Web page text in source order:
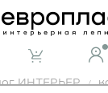
ИНТЕРЬЕР